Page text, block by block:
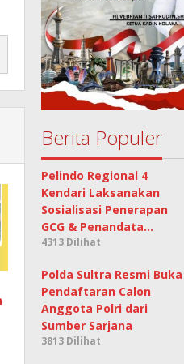
Berita Populer
Pelindo Regional 4
Kendari Laksanakan
Sosialisasi Penerapan
GCG & Penandata…
4313 Dilihat
Polda Sultra Resmi Buka
Pendaftaran Calon
Anggota Polri dari
Sumber Sarjana
3813 Dilihat